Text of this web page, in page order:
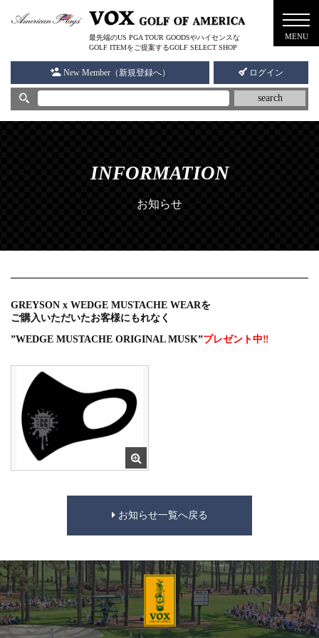
最先端のUS PGA TOUR GOODSやハイセンスな
GOLF ITEMをご提案するGOLF SELECT SHOP
New Member（新規登録へ） ログイン
search
INFORMATION
お知らせ
GREYSON x WEDGE MUSTACHE WEARを
ご購入いただいたお客様にもれなく
”WEDGE MUSTACHE ORIGINAL MUSK”プレゼント中‼
お知らせ一覧へ戻る
メニ
ュー
MENU